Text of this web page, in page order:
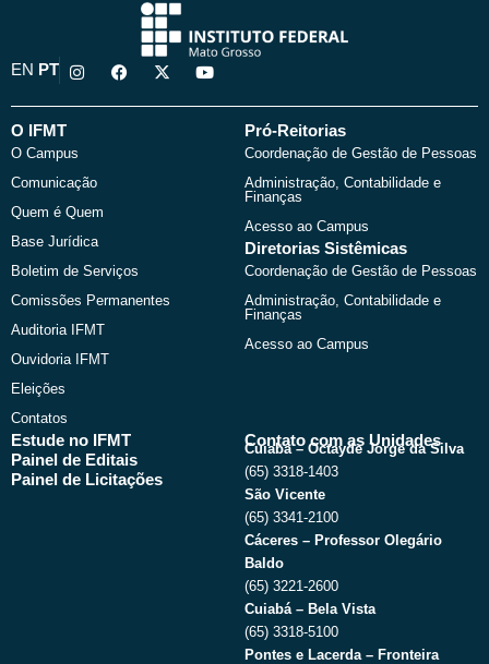
EN PT
I
n
t
r
a
m
F
a
e
X
-
w
Y
o
t
O IFMT
O Campus
Comunicação
Quem é Quem
Base Jurídica
Boletim de Serviços
Comissões Permanentes
Auditoria IFMT
Ouvidoria IFMT
Eleições
Contatos
Pró-Reitorias
Coordenação de Gestão de Pessoas
Administração, Contabilidade e
Finanças
Acesso ao Campus
Diretorias Sistêmicas
Coordenação de Gestão de Pessoas
Administração, Contabilidade e
Finanças
Acesso ao Campus
Estude no IFMT
Painel de Editais
Painel de Licitações
Contato com as Unidades
Cuiabá – Octayde Jorge da Silva
(65) 3318-1403
São Vicente
(65) 3341-2100
Cáceres – Professor Olegário
Baldo
(65) 3221-2600
Cuiabá – Bela Vista
(65) 3318-5100
Pontes e Lacerda – Fronteira